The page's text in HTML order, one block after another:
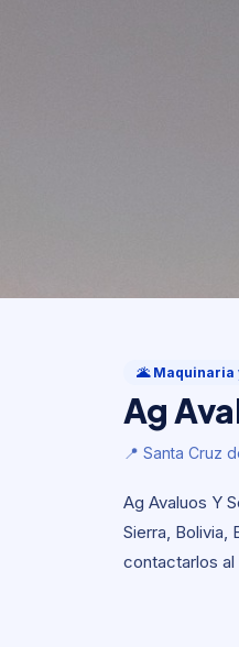
Ag
📍 Santa Cruz de la Sierra,
🌋 Maquinaria
Ag
📍 Santa Cruz
Ag Avaluos Y
Sierra, Bolivia,
contactarlos